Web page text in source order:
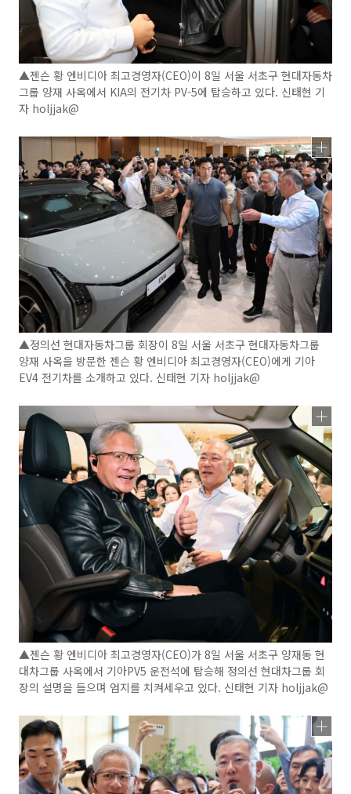
▲젠슨 황 엔비디아 최고경영자(CEO)이 8일 서울 서초구 현대자동차
그룹 양재 사옥에서 KIA의 전기차 PV-5에 탑승하고 있다. 신태현 기
자 holjjak@
▲정의선 현대자동차그룹 회장이 8일 서울 서초구 현대자동차그룹
양재 사옥을 방문한 젠슨 황 엔비디아 최고경영자(CEO)에게 기아
EV4 전기차를 소개하고 있다. 신태현 기자 holjjak@
▲젠슨 황 엔비디아 최고경영자(CEO)가 8일 서울 서초구 양재동 현
대차그룹 사옥에서 기아PV5 운전석에 탑승해 정의선 현대차그룹 회
장의 설명을 들으며 엄지를 치켜세우고 있다. 신태현 기자 holjjak@